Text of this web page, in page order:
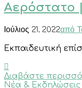
Αερόστατο
Ιούλιος 21, 2022από
Εκπαιδευτική
Διαβάστε
Νέα & Εκδηλώσεις